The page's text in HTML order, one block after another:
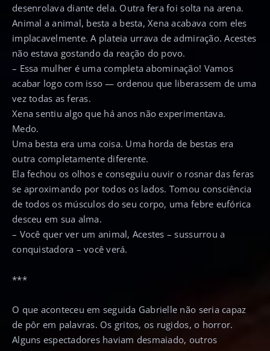
desenrolava diante dela. Outra fera foi solta na arena.
Animal a animal, besta a besta, Xena acabava com eles
implacavelmente. A plateia urrava de admiração. Acestes
não estava gostando da reação do povo.
– Essa mulher é uma completa abominação! Vamos
acabar logo com isso — ordenou que liberassem de uma
vez todas as feras.
Xena sentiu algo que há anos não experimentava.
Medo.
Uma besta era uma coisa. Uma horda de bestas era
outra completamente diferente.
Ela fechou os olhos e conseguiu ouvir o rosnar das feras
se aproximando por todos os lados. Tomou consciência
de todos os músculos do seu corpo, uma febre eufórica
desceu em sua alma.
– Você quer ver um animal, Acestes – sussurrou a
conquistadora – você verá.
***
O que aconteceu em seguida Gabrielle não seria capaz
de pôr em palavras. Os gritos, os rugidos, o horror.
Alguns espectadores haviam desmaiado, outros